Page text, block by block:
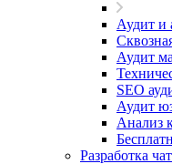
Аудит и
Аудит
SEO
Аудит
Анализ
Разработка